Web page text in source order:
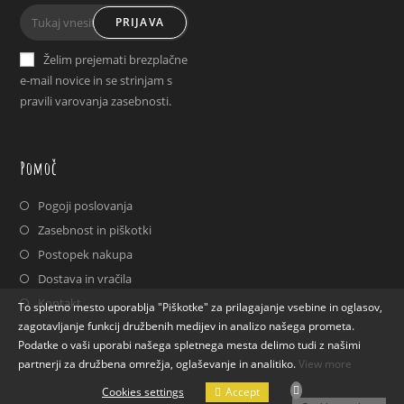
in
new
in
new
PRIJAVA
Želim prejemati brezplačne
e-mail novice in se strinjam s
pravili varovanja zasebnosti.
Pomoč
Pogoji poslovanja
Zasebnost in piškotki
Postopek nakupa
Dostava in vračila
Kontakt
To spletno mesto uporablja "Piškotke" za prilagajanje vsebine in oglasov,
zagotavljanje funkcij družbenih medijev in analizo našega prometa.
Podatke o vaši uporabi našega spletnega mesta delimo tudi z našimi
partnerji za družbena omrežja, oglaševanje in analitiko.View more
Cookies settings
Accept